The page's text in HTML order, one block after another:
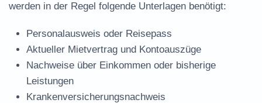
werden in der Regel folgende Unterlagen benötigt:
Personalausweis oder Reisepass
Aktueller Mietvertrag und Kontoauszüge
Nachweise über Einkommen oder bisherige
Leistungen
Krankenversicherungsnachweis